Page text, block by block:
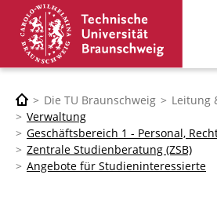
Die TU Braunschweig
Leitung
Verwaltung
Geschäftsbereich 1 - Personal,
Zentrale Studienberatung (ZSB)
Angebote für Studieninteressierte